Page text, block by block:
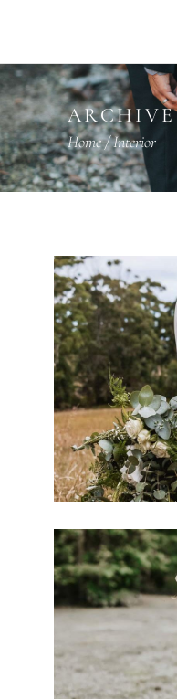
ARCHIVE
Home/Interior